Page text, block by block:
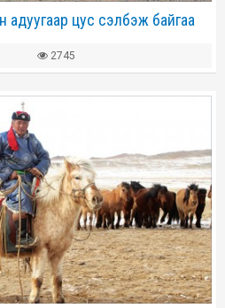
цус сэлбэж байгаа
2745